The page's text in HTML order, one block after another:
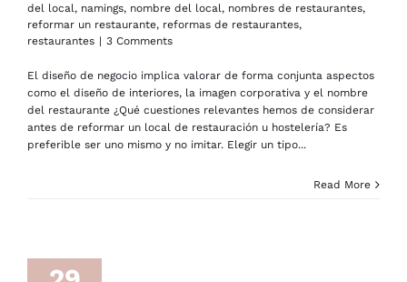
del local, namings, nombre del local, nombres de restaurantes,
reformar un restaurante, reformas de restaurantes,
restaurantes | 3 Comments
El diseño de negocio implica valorar de forma conjunta aspectos
como el diseño de interiores, la imagen corporativa y el nombre
del restaurante ¿Qué cuestiones relevantes hemos de considerar
antes de reformar un local de restauración u hostelería? Es
preferible ser uno mismo y no imitar. Elegir un tipo...
Read More